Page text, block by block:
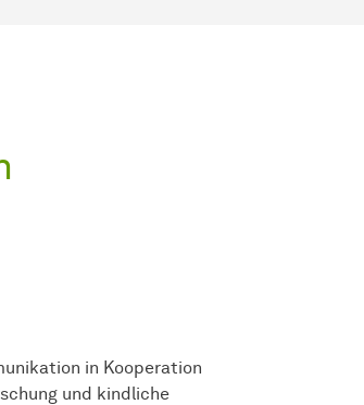
in Kooperation
und kindliche